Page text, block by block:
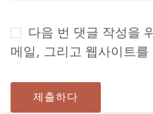
다음 번 댓글 작성을
메일, 그리고 웹사이트를